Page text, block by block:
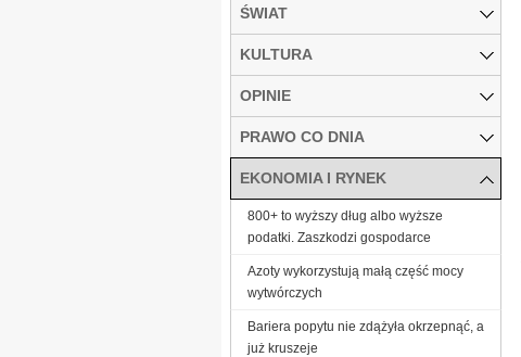
ŚWIAT
KULTURA
OPINIE
PRAWO CO DNIA
EKONOMIA I RYNEK
800+ to wyższy dług albo wyższe
podatki. Zaszkodzi gospodarce
Azoty wykorzystują małą część mocy
wytwórczych
Bariera popytu nie zdążyła okrzepnąć, a
już kruszeje